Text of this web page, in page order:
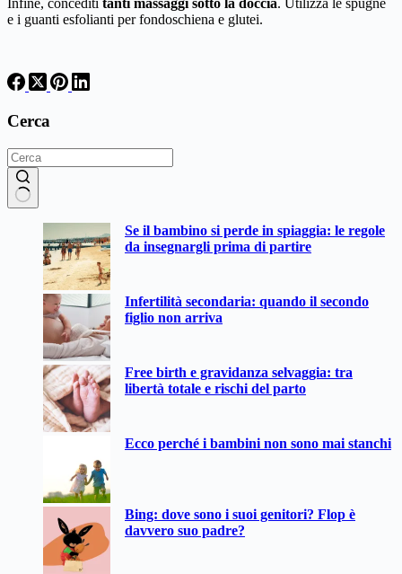
Infine, concediti tanti massaggi sotto la doccia. Utilizza le spugne
e i guanti esfolianti per fondoschiena e glutei.
Cerca
Se il bambino si perde in spiaggia: le regole
da insegnargli prima di partire
Infertilità secondaria: quando il secondo
figlio non arriva
Free birth e gravidanza selvaggia: tra
libertà totale e rischi del parto
Ecco perché i bambini non sono mai stanchi
Bing: dove sono i suoi genitori? Flop è
davvero suo padre?